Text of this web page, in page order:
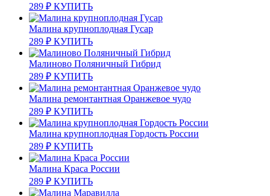
289 ₽ КУПИТЬ
Малина крупноплодная Гусар
289 ₽ КУПИТЬ
Малиново Поляничный Гибрид
289 ₽ КУПИТЬ
Малина ремонтантная Оранжевое чудо
289 ₽ КУПИТЬ
Малина крупноплодная Гордость России
289 ₽ КУПИТЬ
Малина Краса России
289 ₽ КУПИТЬ